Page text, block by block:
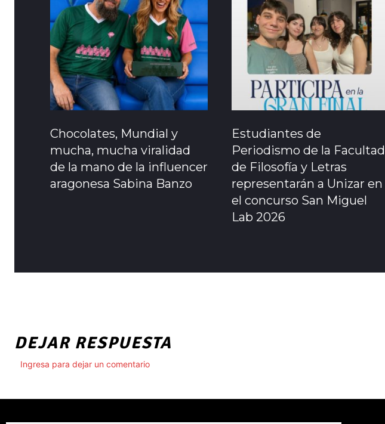
Chocolates, Mundial y
mucha, mucha viralidad
de la mano de la influencer
aragonesa Sabina Banzo
Estudiantes de
Periodismo de la Facultad
de Filosofía y Letras
representarán a Unizar en
el concurso San Miguel
Lab 2026
DEJAR RESPUESTA
Ingresa para dejar un comentario